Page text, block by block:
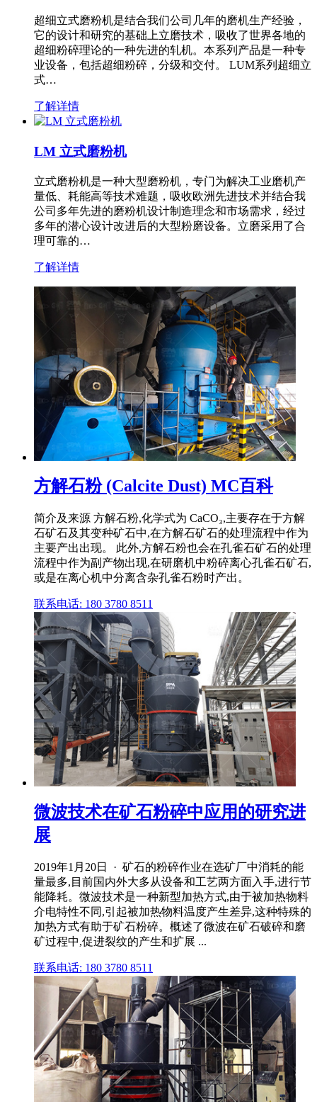
超细立式磨粉机是结合我们公司几年的磨机生产经验，
它的设计和研究的基础上立磨技术，吸收了世界各地的
超细粉碎理论的一种先进的轧机。本系列产品是一种专
业设备，包括超细粉碎，分级和交付。 LUM系列超细立
式…
了解详情
LM 立式磨粉机
立式磨粉机是一种大型磨粉机，专门为解决工业磨机产
量低、耗能高等技术难题，吸收欧洲先进技术并结合我
公司多年先进的磨粉机设计制造理念和市场需求，经过
多年的潜心设计改进后的大型粉磨设备。立磨采用了合
理可靠的…
了解详情
方解石粉 (Calcite Dust) MC百科
简介及来源 方解石粉,化学式为 CaCO₃,主要存在于方解
石矿石及其变种矿石中,在方解石矿石的处理流程中作为
主要产出出现。 此外,方解石粉也会在孔雀石矿石的处理
流程中作为副产物出现,在研磨机中粉碎离心孔雀石矿石,
或是在离心机中分离含杂孔雀石粉时产出。
联系电话: 180 3780 8511
微波技术在矿石粉碎中应用的研究进
展
2019年1月20日 · 矿石的粉碎作业在选矿厂中消耗的能
量最多,目前国内外大多从设备和工艺两方面入手,进行节
能降耗。微波技术是一种新型加热方式,由于被加热物料
介电特性不同,引起被加热物料温度产生差异,这种特殊的
加热方式有助于矿石粉碎。概述了微波在矿石破碎和磨
矿过程中,促进裂纹的产生和扩展 ...
联系电话: 180 3780 8511